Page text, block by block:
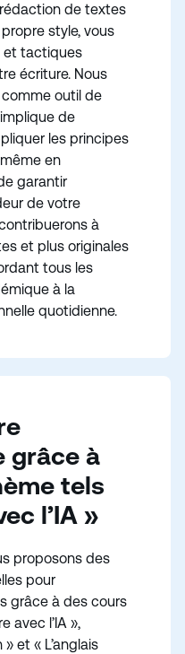
rédaction de textes
style, vous
et tactiques
écriture. Nous
comme outil de
de
les principes
en
garantir
de votre
à
et plus originales
tous les
à la
quotidienne.
grâce à
tels
l’IA »
proposons des
pour
grâce à des cours
avec l’IA »,
et « L’anglais